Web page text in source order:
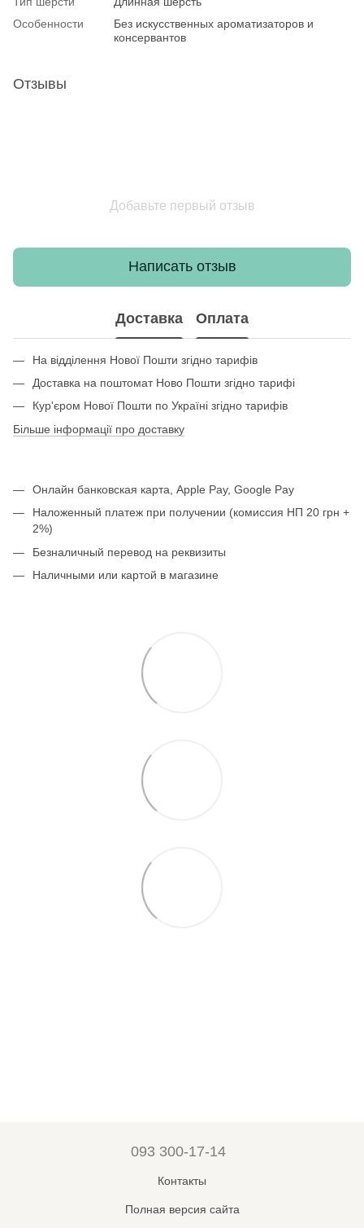
Особенности
Без искусственных ароматизаторов и
консервантов
Отзывы
Добавьте первый отзыв
Написать отзыв
Доставка Оплата
На відділення Нової Пошти згідно тарифів
Доставка на поштомат Ново Пошти згідно тарифі
Кур'єром Нової Пошти по Україні згідно тарифів
Більше інформації про доставку
Онлайн банковская карта, Apple Pay, Google Pay
Наложенный платеж при получении (комиссия НП 20 грн +
2%)
Безналичный перевод на реквизиты
Наличными или картой в магазине
093 300-17-14
Контакты
Полная версия сайта